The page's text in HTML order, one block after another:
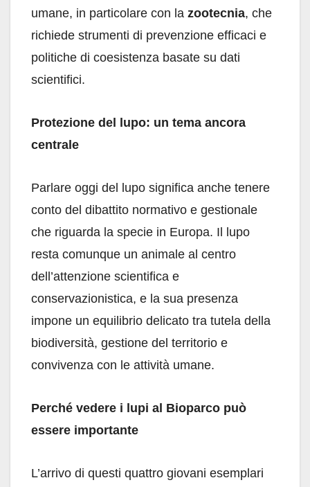
umane, in particolare con la zootecnia, che
richiede strumenti di prevenzione efficaci e
politiche di coesistenza basate su dati
scientifici.
Protezione del lupo: un tema ancora
centrale
Parlare oggi del lupo significa anche tenere
conto del dibattito normativo e gestionale
che riguarda la specie in Europa. Il lupo
resta comunque un animale al centro
dell’attenzione scientifica e
conservazionistica, e la sua presenza
impone un equilibrio delicato tra tutela della
biodiversità, gestione del territorio e
convivenza con le attività umane.
Perché vedere i lupi al Bioparco può
essere importante
L’arrivo di questi quattro giovani esemplari